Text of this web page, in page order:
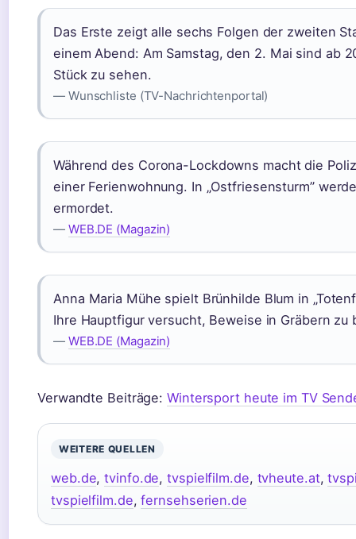
Das Erste zeigt alle sechs Folgen der zweiten
einem Abend: Am Samstag, den 2. Mai sind ab
Stück zu sehen.
— Wunschliste (TV-Nachrichtenportal)
Während des Corona-Lockdowns macht die
einer Ferienwohnung. In „Ostfriesensturm”
ermordet.
— WEB.DE (Magazin)
Anna Maria Mühe spielt Brünhilde Blum in
Ihre Hauptfigur versucht, Beweise in Gräbern zu
— WEB.DE (Magazin)
Verwandte Beiträge: Wintersport heute im TV
WEITERE QUELLEN
web.de,tvinfo.de,tvspielfilm.de, tvheute.at,
tvspielfilm.de,fernsehserien.de